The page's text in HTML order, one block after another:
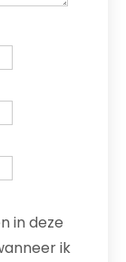
in deze
ik